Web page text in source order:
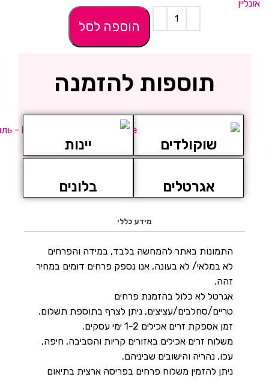
₪0.00
הוספה לסל
תוספות להזמנה
שוקולדים יינות
אגרטלים בלונים
מידע כללי
התמונות באתר להמחשה בלבד, במידה והפרחים
לא במלאי/ לא בעונה, אנו נספק פרחים דומים במחיר
זהה.
אגרטל לא כלול בהזמנת פרחים
טריים/סחלבים/עציצים, ניתן לצרף בתוספת תשלום.
זמן אספקת זרים אכילים 1-2 ימי עסקים.
משלוח זרים אכילים באזורים קריות והסביבה, חיפה,
עכו, נהריה והישובים שביניהם.
ניתן להזמין משלוח פרחים בפריסה ארצית בתיאום
brightness_high ניגודיות בהירה
brightness_low ניגודיות כהה
font_download סמן קישורים
לאפס
cached
הצהרת נגישות